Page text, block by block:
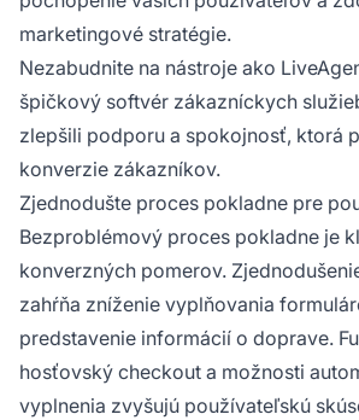
marketingové stratégie.
Nezabudnite na nástroje ako
špičkový softvér zákazníckych
zlepšili podporu a spokojnosť, ktorá
konverzie zákazníkov.
Zjednodušte proces pokladne pre
Bezproblémový proces pokladne je
konverzných pomerov.
zahŕňa zníženie vyplňovania
predstavenie informácií o doprave.
hosťovský checkout a možnosti
vyplnenia zvyšujú používateľskú